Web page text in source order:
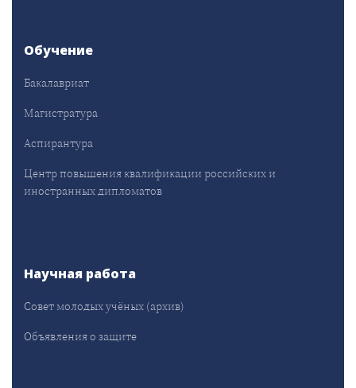
Обучение
Бакалавриат
Магистратура
Аспирантура
Центр повышения квалификации российских и
иностранных дипломатов
Научная работа
Совет молодых учёных (архив)
Объявления о защите